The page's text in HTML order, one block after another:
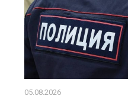
05.08.2026